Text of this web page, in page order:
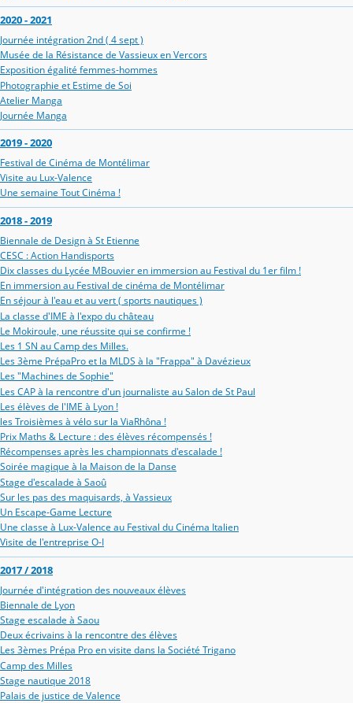
2020 - 2021
Journée intégration 2nd ( 4 sept )
Musée de la Résistance de Vassieux en Vercors
Exposition égalité femmes-hommes
Photographie et Estime de Soi
Atelier Manga
Journée Manga
2019 - 2020
Festival de Cinéma de Montélimar
Visite au Lux-Valence
Une semaine Tout Cinéma !
2018 - 2019
Biennale de Design à St Etienne
CESC : Action Handisports
Dix classes du Lycée MBouvier en immersion au Festival du 1er film !
En immersion au Festival de cinéma de Montélimar
En séjour à l'eau et au vert ( sports nautiques )
La classe d'IME à l'expo du château
Le Mokiroule, une réussite qui se confirme !
Les 1 SN au Camp des Milles.
Les 3ème PrépaPro et la MLDS à la "Frappa" à Davézieux
Les "Machines de Sophie"
Les CAP à la rencontre d'un journaliste au Salon de St Paul
Les élèves de l'IME à Lyon !
les Troisièmes à vélo sur la ViaRhôna !
Prix Maths & Lecture : des élèves récompensés !
Récompenses après les championnats d'escalade !
Soirée magique à la Maison de la Danse
Stage d'escalade à Saoû
Sur les pas des maquisards, à Vassieux
Un Escape-Game Lecture
Une classe à Lux-Valence au Festival du Cinéma Italien
Visite de l'entreprise O-I
2017 / 2018
Journée d'intégration des nouveaux élèves
Biennale de Lyon
Stage escalade à Saou
Deux écrivains à la rencontre des élèves
Les 3èmes Prépa Pro en visite dans la Société Trigano
Camp des Milles
Stage nautique 2018
Palais de justice de Valence